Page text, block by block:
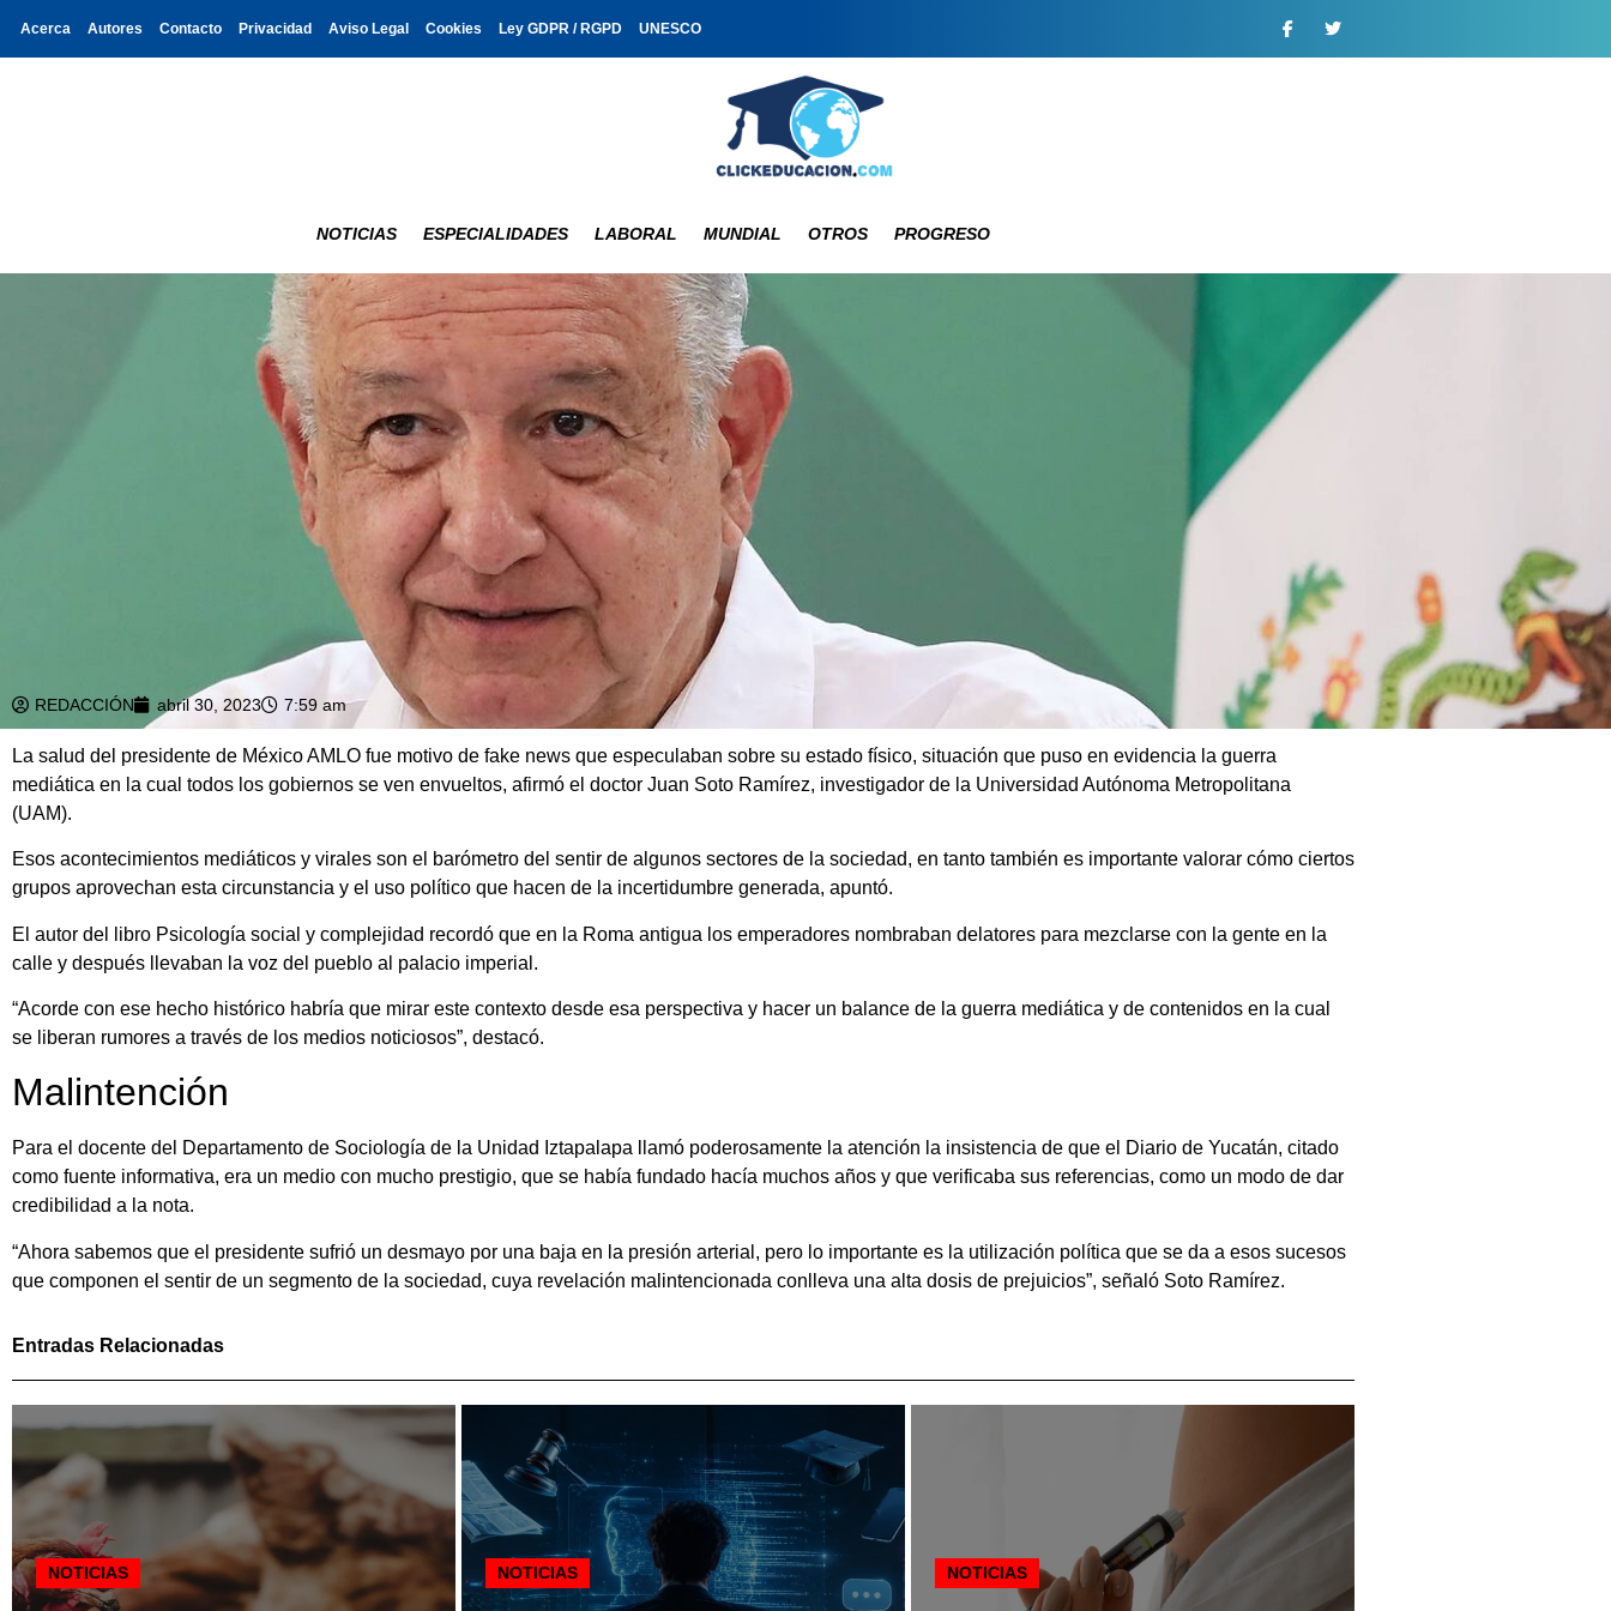
Acerca Autores Contacto Privacidad Aviso Legal Cookies Ley GDPR / RGPD UNESCO
NOTICIAS ESPECIALIDADES LABORAL MUNDIAL OTROS PROGRESO
REDACCIÓN abril 30, 2023 7:59 am
La salud del presidente de México AMLO fue motivo de fake news que especulaban sobre su estado físico, situación que puso en evidencia la guerra
mediática en la cual todos los gobiernos se ven envueltos, afirmó el doctor Juan Soto Ramírez, investigador de la Universidad Autónoma Metropolitana
(UAM).
Esos acontecimientos mediáticos y virales son el barómetro del sentir de algunos sectores de la sociedad, en tanto también es importante valorar cómo ciertos
grupos aprovechan esta circunstancia y el uso político que hacen de la incertidumbre generada, apuntó.
El autor del libro Psicología social y complejidad recordó que en la Roma antigua los emperadores nombraban delatores para mezclarse con la gente en la
calle y después llevaban la voz del pueblo al palacio imperial.
“Acorde con ese hecho histórico habría que mirar este contexto desde esa perspectiva y hacer un balance de la guerra mediática y de contenidos en la cual
se liberan rumores a través de los medios noticiosos”, destacó.
Malintención
Para el docente del Departamento de Sociología de la Unidad Iztapalapa llamó poderosamente la atención la insistencia de que el Diario de Yucatán, citado
como fuente informativa, era un medio con mucho prestigio, que se había fundado hacía muchos años y que verificaba sus referencias, como un modo de dar
credibilidad a la nota.
“Ahora sabemos que el presidente sufrió un desmayo por una baja en la presión arterial, pero lo importante es la utilización política que se da a esos sucesos
que componen el sentir de un segmento de la sociedad, cuya revelación malintencionada conlleva una alta dosis de prejuicios”, señaló Soto Ramírez.
Entradas Relacionadas
NOTICIAS NOTICIAS NOTICIAS